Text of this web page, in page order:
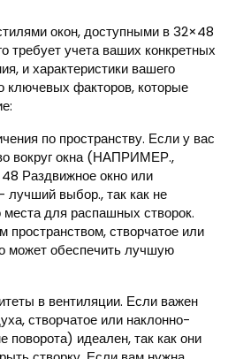
окон, доступными в 32×48
требует учета ваших конкретных
и характеристики вашего
ключевых факторов, которые
по пространству. Если у вас
вокруг окна (НАПРИМЕР.,
Раздвижное окно или
лучший выбор., так как не
для распашных створок.
створчатое или
может обеспечить лучшую
в вентиляции. Если важен
створчатое или наклонно-
поворота) идеален, так как они